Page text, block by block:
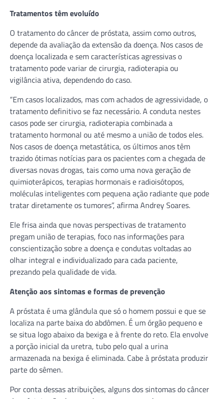
Tratamentos têm evoluído
O tratamento do câncer de próstata, assim como outros,
depende da avaliação da extensão da doença. Nos casos de
doença localizada e sem características agressivas o
tratamento pode variar de cirurgia, radioterapia ou
vigilância ativa, dependendo do caso.
“Em casos localizados, mas com achados de agressividade, o
tratamento definitivo se faz necessário. A conduta nestes
casos pode ser cirurgia, radioterapia combinada a
tratamento hormonal ou até mesmo a união de todos eles.
Nos casos de doença metastática, os últimos anos têm
trazido ótimas notícias para os pacientes com a chegada de
diversas novas drogas, tais como uma nova geração de
quimioterápicos, terapias hormonais e radioisótopos,
moléculas inteligentes com pequena ação radiante que pode
tratar diretamente os tumores”, afirma Andrey Soares.
Ele frisa ainda que novas perspectivas de tratamento
pregam união de terapias, foco nas informações para
conscientização sobre a doença e condutas voltadas ao
olhar integral e individualizado para cada paciente,
prezando pela qualidade de vida.
Atenção aos sintomas e formas de prevenção
A próstata é uma glândula que só o homem possui e que se
localiza na parte baixa do abdômen. É um órgão pequeno e
se situa logo abaixo da bexiga e à frente do reto. Ela envolve
a porção inicial da uretra, tubo pelo qual a urina
armazenada na bexiga é eliminada. Cabe à próstata produzir
parte do sêmen.
Por conta dessas atribuições, alguns dos sintomas do câncer